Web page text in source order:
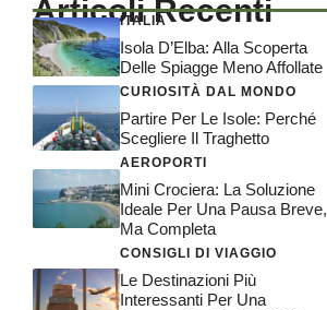
Articoli Recenti
ITALIA
Isola D’Elba: Alla Scoperta
Delle Spiagge Meno Affollate
CURIOSITÀ DAL MONDO
Partire Per Le Isole: Perché
Scegliere Il Traghetto
AEROPORTI
Mini Crociera: La Soluzione
Ideale Per Una Pausa Breve,
Ma Completa
CONSIGLI DI VIAGGIO
Le Destinazioni Più
Interessanti Per Una